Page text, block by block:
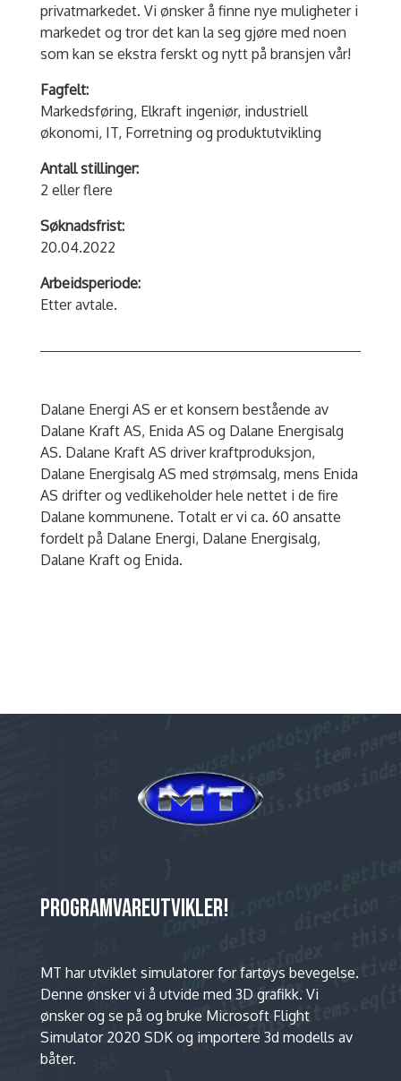
privatmarkedet. Vi ønsker å finne nye muligheter i
markedet og tror det kan la seg gjøre med noen
som kan se ekstra ferskt og nytt på bransjen vår!
Fagfelt:
Markedsføring, Elkraft ingeniør, industriell
økonomi, IT, Forretning og produktutvikling
Antall stillinger:
2 eller flere
Søknadsfrist:
20.04.2022
Arbeidsperiode:
Etter avtale.
Dalane Energi AS er et konsern bestående av
Dalane Kraft AS, Enida AS og Dalane Energisalg
AS. Dalane Kraft AS driver kraftproduksjon,
Dalane Energisalg AS med strømsalg, mens Enida
AS drifter og vedlikeholder hele nettet i de fire
Dalane kommunene. Totalt er vi ca. 60 ansatte
fordelt på Dalane Energi, Dalane Energisalg,
Dalane Kraft og Enida.
PROGRAMVAREUTVIKLER!
MT har utviklet simulatorer for fartøys bevegelse.
Denne ønsker vi å utvide med 3D grafikk. Vi
ønsker og se på og bruke Microsoft Flight
Simulator 2020 SDK og importere 3d modells av
båter.